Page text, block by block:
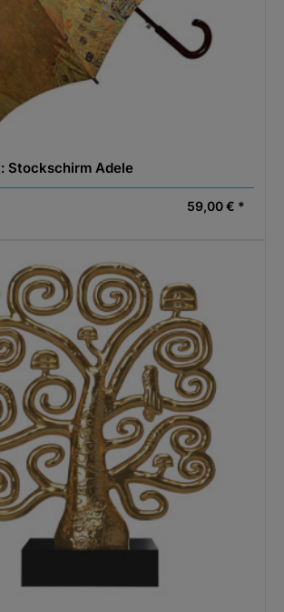
Stockschirm Adele
59,00 € *